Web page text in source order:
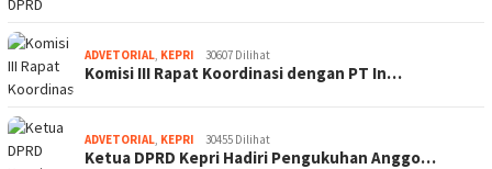
ADVETORIAL, KEPRI 30607 Dilihat
Komisi III Rapat Koordinasi dengan PT In…
ADVETORIAL, KEPRI 30455 Dilihat
Ketua DPRD Kepri Hadiri Pengukuhan Anggo…